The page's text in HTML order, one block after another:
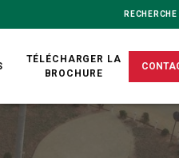
TÉLÉCHARGER LA
BROCHURE